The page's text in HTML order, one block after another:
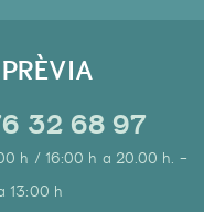
32 68 97
h / 16:00 h a 20.00 h. -
13:00 h